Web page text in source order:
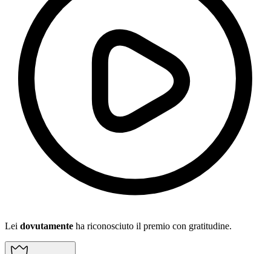
Lei dovutamente ha riconosciuto il premio con gratitudine.